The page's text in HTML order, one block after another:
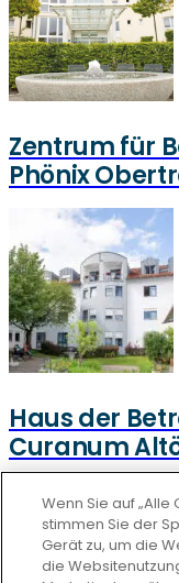
Zentrum für
Phönix
Haus der
Curanum
Datenschutz
Unsere Netiquette
Wenn Sie auf
stimmen Sie der
Gerät zu, um die
die